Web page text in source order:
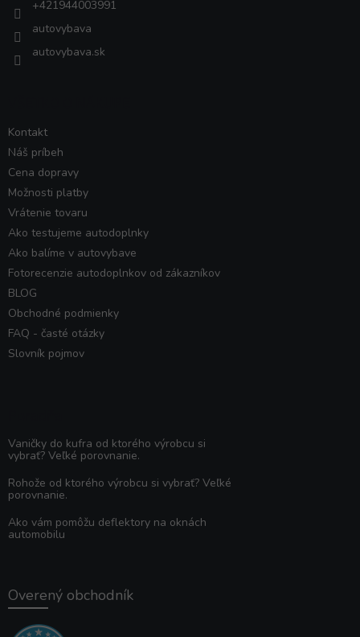
+421944003991
autovybava
autovybava.sk
Kontakt
Náš príbeh
Cena dopravy
Možnosti platby
Vrátenie tovaru
Ako testujeme autodoplnky
Ako balíme v autovybave
Fotorecenzie autodoplnkov od zákazníkov
BLOG
Obchodné podmienky
FAQ - časté otázky
Slovník pojmov
Vaničky do kufra od ktorého výrobcu si
vybrať? Veľké porovnanie.
Rohože od ktorého výrobcu si vybrať? Veľké
porovnanie.
Ako vám pomôžu deflektory na oknách
automobilu
Overený obchodník